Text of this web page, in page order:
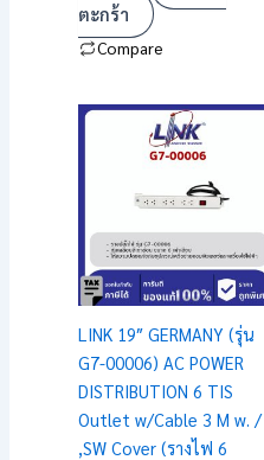
ตะกร้า
Compare
LINK 19″ GERMANY (รุ่น
G7-00006) AC POWER
DISTRIBUTION 6 TIS
Outlet w/Cable 3 M w. /
,SW Cover (รางไฟ 6